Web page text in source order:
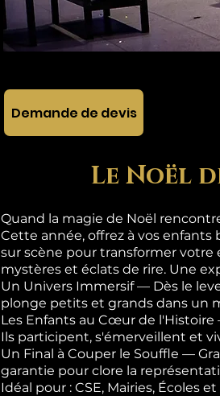
Demande de devis
Le Noël
Quand la magie de Noël
Cette année, offrez à vos
sur scène pour transformer
mystères et éclats de rire. Une
Un Univers Immersif — Dès le
plonge petits et grands dans un
Les Enfants au Cœur de
Ils participent, s'émerveillent et
Un Final à Couper le Souffle —
garantie pour clore la
Idéal pour : CSE, Mairies, Écoles